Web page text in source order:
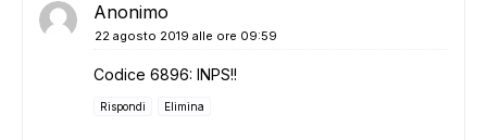
Anonimo
22 agosto 2019 alle ore 09:59
Codice 6896: INPS!!
Rispondi Elimina